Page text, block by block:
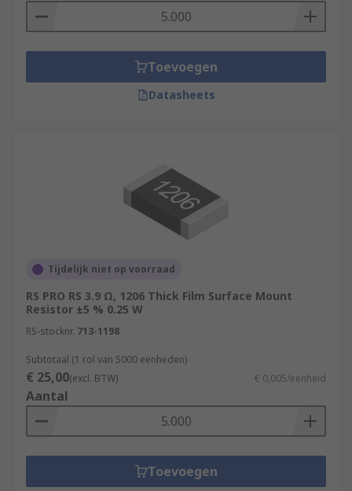
Toevoegen
Datasheets
Tijdelijk niet op voorraad
RS PRO RS 3.9 Ω, 1206 Thick Film Surface Mount
Resistor ±5 % 0.25 W
RS-stocknr. 713-1198
Subtotaal (1 rol van 5000 eenheden)
€ 25,00(excl. BTW) € 0,005/eenheid
Aantal
Toevoegen